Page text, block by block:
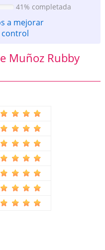
41% completada
a mejorar
control
Muñoz Rubby